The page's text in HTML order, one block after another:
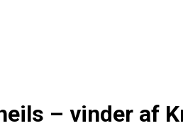
– vinder af